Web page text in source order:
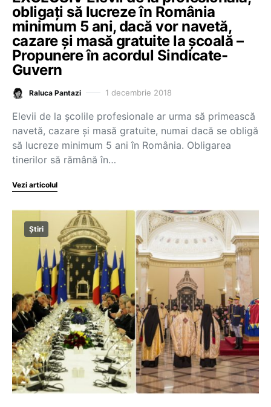
obligați să lucreze în România
minimum 5 ani, dacă vor navetă,
cazare și masă gratuite la școală –
Propunere în acordul Sindicate-
Guvern
Raluca Pantazi 1 decembrie 2018
Elevii de la școlile profesionale ar urma să primească
navetă, cazare și masă gratuite, numai dacă se obligă
să lucreze minimum 5 ani în România. Obligarea
tinerilor să rămână în…
Vezi articolul
Știri